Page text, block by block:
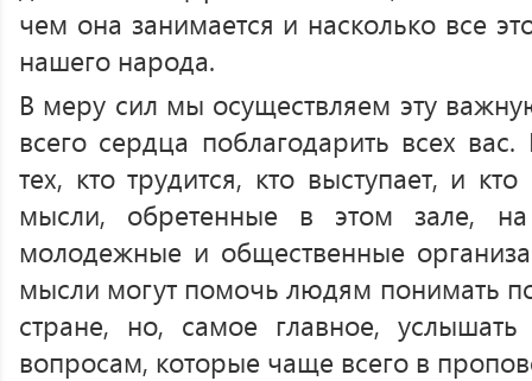
чем она занимается и насколько все
нашего народа.
В меру сил мы осуществляем эту
всего сердца поблагодарить всех
тех, кто трудится, кто выступает, и
мысли, обретенные в этом зале,
молодежные и общественные
мысли могут помочь людям понимать
стране, но, самое главное,
вопросам, которые чаще всего в